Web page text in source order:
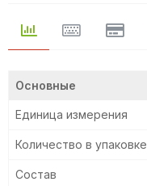
Основные
Единица измерения
Количество в упаковке
Состав